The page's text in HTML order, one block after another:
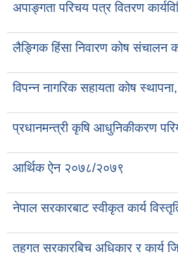
अपाङ्गता परिचय पत्र वितरण
लैङ्गिक हिंसा निवारण कोष संचालन
विपन्न नागरिक सहायता कोष
प्रधानमन्त्री कृषि आधुनिकीकरण
आर्थिक ऐन २०७८/२०७९
नेपाल सरकारबाट स्वीकृत कार्य
तहगत सरकारबिच अधिकार र कार्य